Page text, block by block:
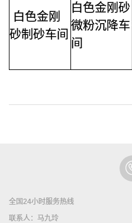
白色金刚
砂制砂车间
白色金刚砂
微粉沉降车
间
全国24小时服务热线
联系人：马九玲